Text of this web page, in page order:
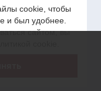
cookie, чтобы
и был удобнее.
сайтом, вы